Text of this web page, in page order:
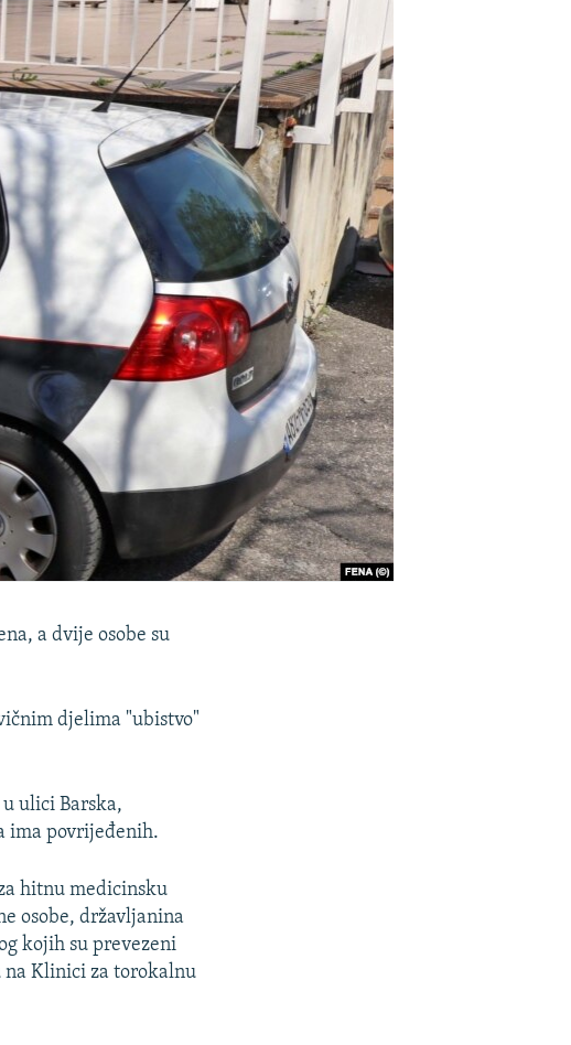
a dvije osobe su
djelima "ubistvo"
ulici Barska,
ima povrijeđenih.
hitnu medicinsku
osobe, državljanina
kojih su prevezeni
na Klinici za torokalnu